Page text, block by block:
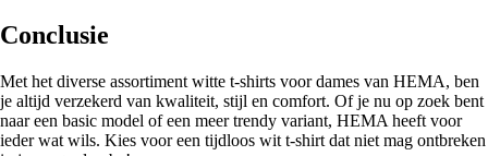
Conclusie
Met het diverse assortiment witte t-shirts voor dames van HEMA, ben
je altijd verzekerd van kwaliteit, stijl en comfort. Of je nu op zoek bent
naar een basic model of een meer trendy variant, HEMA heeft voor
ieder wat wils. Kies voor een tijdloos wit t-shirt dat niet mag ontbreken